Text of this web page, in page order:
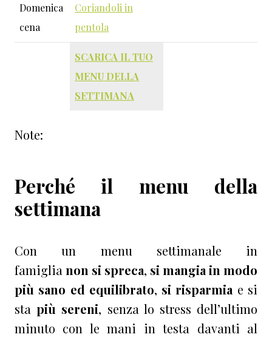
Domenica
cena
Coriandoli in
pentola
SCARICA IL TUO
MENU DELLA
SETTIMANA
Note:
Perché il menu della
settimana
Con un menu settimanale in
famiglia non si spreca, si mangia in modo
più sano ed equilibrato, si risparmia e si
stapiù sereni, senza lo stress dell’ultimo
minuto con le mani in testa davanti al